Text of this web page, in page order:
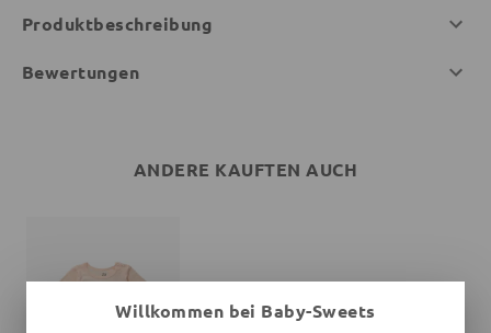
Produktbeschreibung
Bewertungen
ANDERE KAUFTEN AUCH
Willkommen bei Baby-Sweets